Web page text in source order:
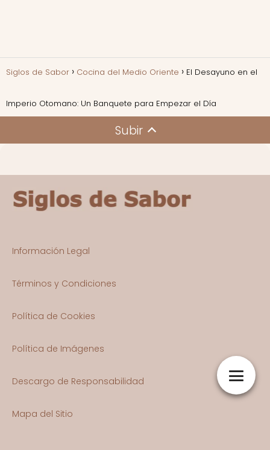
Siglos de Sabor Cocina del Medio Oriente El Desayuno en el
Imperio Otomano: Un Banquete para Empezar el Día
Subir
Información Legal
Términos y Condiciones
Política de Cookies
Política de Imágenes
Descargo de Responsabilidad
Mapa del Sitio